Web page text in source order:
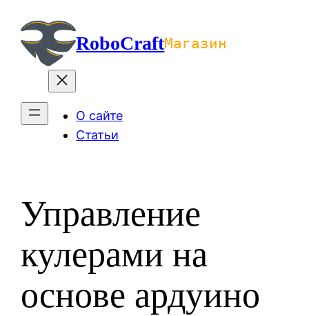
содержимомуRoboCraftМагазин
О сайте
Статьи
Управление
кулерами на
основе ардуино